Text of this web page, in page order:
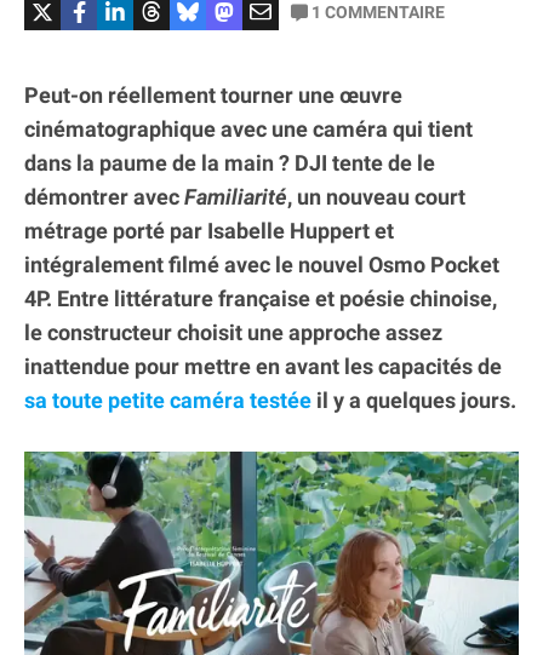
1 COMMENTAIRE
Peut-on réellement tourner une œuvre
cinématographique avec une caméra qui tient
dans la paume de la main ? DJI tente de le
démontrer avecFamiliarité, un nouveau court
métrage porté par Isabelle Huppert et
intégralement filmé avec le nouvel Osmo Pocket
4P. Entre littérature française et poésie chinoise,
le constructeur choisit une approche assez
inattendue pour mettre en avant les capacités de
sa toute petite caméra testée il y a quelques jours.